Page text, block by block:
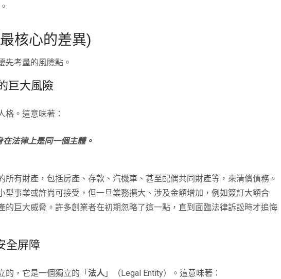
核心的差異)
先考量的風險點。
巨大風險
格。這意味著：
法律上是同一個主體。
有財產，包括房產、存款、汽機車、甚至配偶共同財產等，來清償債務。
型事業或許尚可接受，但一旦業務擴大、涉及金額增加，例如簽訂大額合
巨大威脅。許多創業者在初期忽略了這一點，直到面臨法律訴訟時才追悔
全屏障
的，它是一個獨立的「法人 」（Legal Entity）。這意味著：